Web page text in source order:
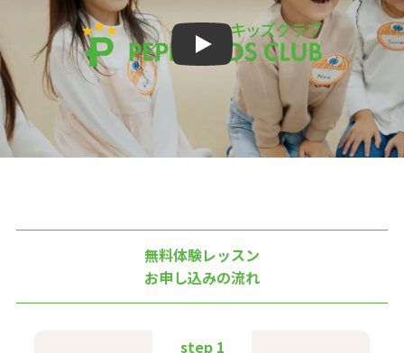
Play
無料体験レッスン
お申し込みの流れ
step 1